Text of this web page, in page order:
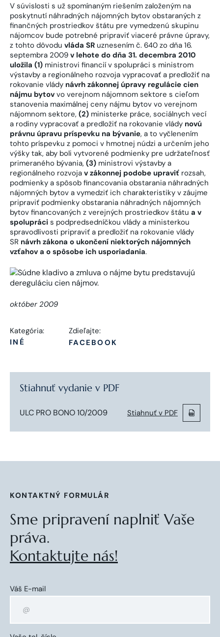
V súvislosti s už spomínaným riešením založeným na
poskytnutí náhradných nájomných bytov obstaraných z
finančných prostriedkov štátu pre vymedzenú skupinu
nájomcov bude potrebné pripraviť viaceré právne úpravy,
z tohto dôvodu vláda SR uznesením č. 640 zo dňa 16.
septembra 2009 v lehote do dňa 31. decembra 2010
uložila (1) ministrovi financií v spolupráci s ministrom
výstavby a regionálneho rozvoja vypracovať a predložiť na
rokovanie vlády návrh zákonnej úpravy regulácie cien
nájmu bytov vo verejnom nájomnom sektore s cieľom
stanovenia maximálnej ceny nájmu bytov vo verejnom
nájomnom sektore, (2) ministerke práce, sociálnych vecí
a rodiny vypracovať a predložiť na rokovanie vlády novú
právnu úpravu príspevku na bývanie, a to vyčlenením
tohto príspevku z pomoci v hmotnej núdzi a určením jeho
výšky tak, aby boli vytvorené podmienky pre udržateľnosť
primeraného bývania, (3) ministrovi výstavby a
regionálneho rozvoja v zákonnej podobe upraviť rozsah,
podmienky a spôsob financovania obstarania náhradných
nájomných bytov a vymedziť ich charakteristiky v záujme
pripraviť podmienky obstarania náhradných nájomných
bytov financovaných z verejných prostriedkov štátu a v
spolupráci s podpredsedníčkou vlády a ministerkou
spravodlivosti pripraviť a predložiť na rokovanie vlády
SR návrh zákona o ukončení niektorých nájomných
vzťahov a o spôsobe ich usporiadania.
október 2009
Kategória:
INÉ
Zdieľajte:
FACEBOOK
Stiahnuť vydanie v PDF
ULC PRO BONO 10/2009 Stiahnuť v PDF
KONTAKTNÝ FORMULÁR
Sme pripravení naplniť Vaše
práva.
Kontaktujte nás!
Váš E-mail